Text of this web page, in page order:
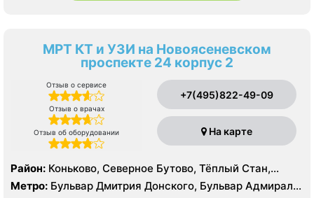
МРТ КТ и УЗИ на Новоясеневском
проспекте 24 корпус 2
Отзыв о сервисе
Отзыв о врачах
Отзыв об оборудовании
+7(495)822-49-09
На карте
Район: Коньково, Северное Бутово, Тёплый Стан,
Южное Бутово, Ясенево
Метро: Бульвар Дмитрия Донского, Бульвар Адмирала